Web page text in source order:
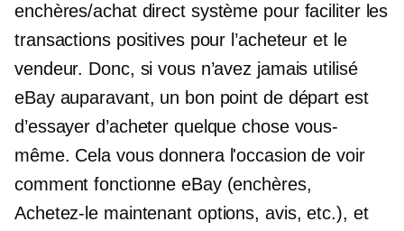
enchères/achat directsystème pour faciliter les
transactions positives pour l’acheteur et le
vendeur. Donc, si vous n’avez jamais utilisé
eBay auparavant, un bon point de départ est
d’essayer d’acheter quelque chose vous-
même. Cela vous donnera l'occasion de voir
comment fonctionne eBay (enchères,
Achetez-le maintenantoptions, avis, etc.), et